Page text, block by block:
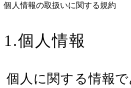
個人情報の取扱いに関する規約
1.個人情報
個人に関する情報で